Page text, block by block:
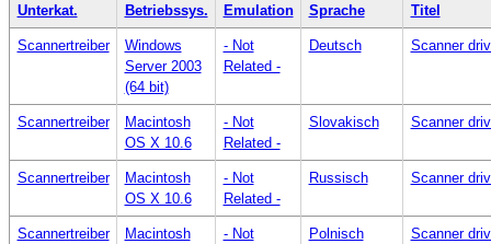
Unterkat. Betriebssys. Emulation Sprache Titel
Scannertreiber
Windows
Server 2003
(64 bit)
- Not
Related -
Deutsch Scanner
Scannertreiber
Macintosh
OS X 10.6
- Not
Related -
Slovakisch Scanner
Scannertreiber
Macintosh
OS X 10.6
- Not
Related -
Russisch Scanner
Scannertreiber
Macintosh
- Not
Polnisch Scanner